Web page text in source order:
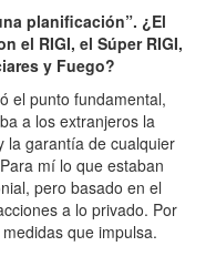
planificación”. ¿El
el RIGI, el Súper RIGI,
y Fuego?
el punto fundamental,
a los extranjeros la
la garantía de cualquier
mí lo que estaban
pero basado en el
a lo privado. Por
que impulsa.